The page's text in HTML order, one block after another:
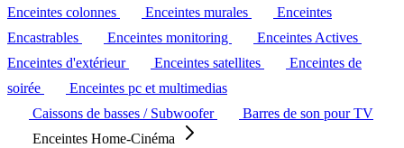
Enceintes colonnes
Enceintes murales
Enceintes
Encastrables
Enceintes monitoring
Enceintes Actives
Enceintes d'extérieur
Enceintes satellites
Enceintes de
soirée
Enceintes pc et multimedias
Caissons de basses / Subwoofer
Barres de son pour TV
Enceintes Home-Cinéma